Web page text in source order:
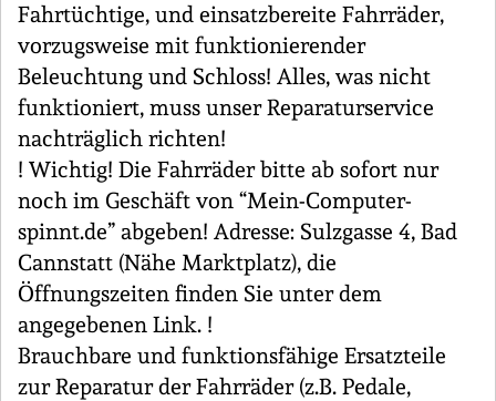
Fahrtüchtige, und einsatzbereite Fahrräder,
vorzugsweise mit funktionierender
Beleuchtung und Schloss! Alles, was nicht
funktioniert, muss unser Reparaturservice
nachträglich richten!
! Wichtig! Die Fahrräder bitte ab sofort nur
noch im Geschäft von “Mein-Computer-
spinnt.de” abgeben! Adresse: Sulzgasse 4, Bad
Cannstatt (Nähe Marktplatz), die
Öffnungszeiten finden Sie unter dem
angegebenen Link. !
Brauchbare und funktionsfähige Ersatzteile
zur Reparatur der Fahrräder (z.B. Pedale,